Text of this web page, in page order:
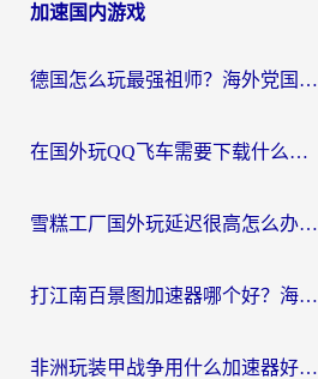
加速国内游戏
德国怎么玩最强祖师？海外党国服游戏加速器选择全攻略（附宝可梦Online实测）
在国外玩QQ飞车需要下载什么加速器呢？海外党亲测有效的国服游戏加速指南
雪糕工厂国外玩延迟很高怎么办？海外玩家国服游戏加速终极攻略（附实测推荐）
打江南百景图加速器哪个好？海外党踩坑N次后，终于找到不卡的秘诀
非洲玩装甲战争用什么加速器好？海外党亲测有效的国服游戏加速方案